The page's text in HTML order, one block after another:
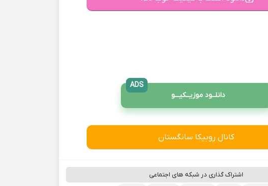
دانلــود موزیــکیـــو
ADS
کانال روبیکا سانگستان
اشتراک گذاری در شبکه های اجتماعی